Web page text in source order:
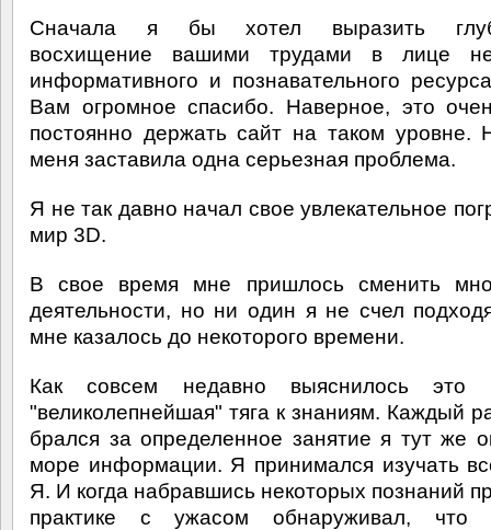
Сначала я бы хотел выразить
восхищение вашими трудами в лице
информативного и познавательного
Вам огромное спасибо. Наверное, это
постоянно держать сайт на таком уровне.
меня заставила одна серьезная проблема.
Я не так давно начал свое увлекательное
мир 3D.
В свое время мне пришлось сменить
деятельности, но ни один я не счел
мне казалось до некоторого времени.
Как совсем недавно выяснилось это
"великолепнейшая" тяга к знаниям. Каждый
брался за определенное занятие я тут же
море информации. Я принимался изучать
Я. И когда набравшись некоторых познаний
практике с ужасом обнаруживал,